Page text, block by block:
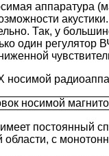
аппаратура
Так, у
один регулятор
постоянный
области, с